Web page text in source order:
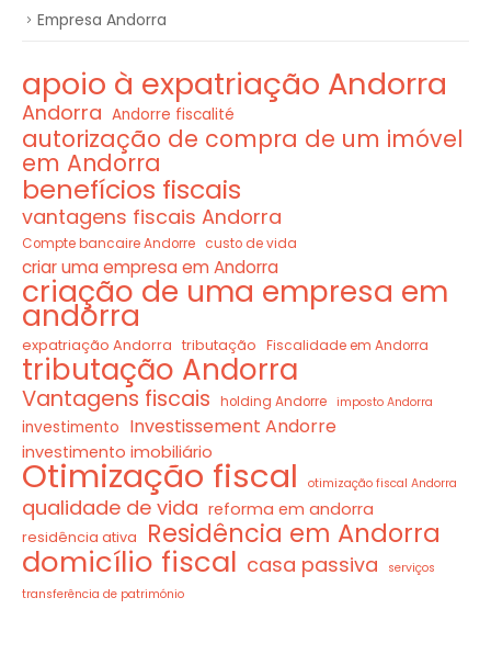
Empresa Andorra
apoio à expatriação Andorra
Andorra Andorre fiscalité
autorização de compra de um imóvel
em Andorra
benefícios fiscais
vantagens fiscais Andorra
Compte bancaire Andorre custo de vida
criar uma empresa em Andorra
criação de uma empresa em
andorra
expatriação Andorra tributação Fiscalidade em Andorra
tributação Andorra
Vantagens fiscais holding Andorre imposto Andorra
investimento Investissement Andorre
investimento imobiliário
Otimização fiscal otimização fiscal Andorra
qualidade de vida reforma em andorra
residência ativa Residência em Andorra
domicílio fiscal casa passiva
serviços
transferência de património